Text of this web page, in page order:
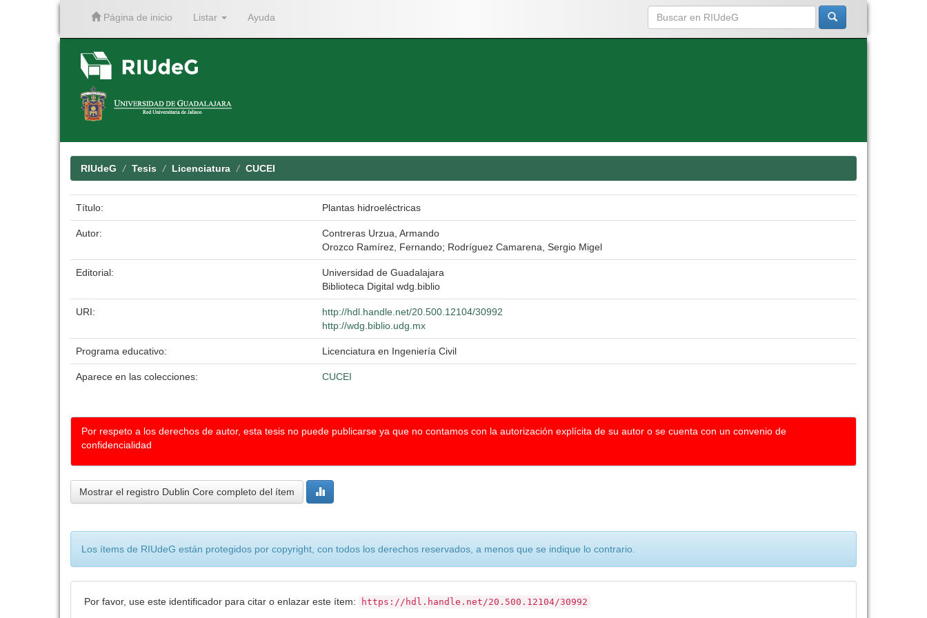
Página de inicio Listar Ayuda
RIUdeG Tesis Licenciatura CUCEI
Título: Plantas hidroeléctricas
Autor:
Contreras Urzua, Armando
Orozco Ramírez, Fernando; Rodríguez Camarena, Sergio Migel
Editorial:
Universidad de Guadalajara
Biblioteca Digital wdg.biblio
URI:
http://hdl.handle.net/20.500.12104/30992
http://wdg.biblio.udg.mx
Programa educativo: Licenciatura en Ingeniería Civil
Aparece en las colecciones: CUCEI
Por respeto a los derechos de autor, esta tesis no puede publicarse ya que no contamos con la autorización explícita de su autor o se cuenta con un convenio de
confidencialidad
Mostrar el registro Dublin Core completo del ítem
Los ítems de RIUdeG están protegidos por copyright, con todos los derechos reservados, a menos que se indique lo contrario.
Por favor, use este identificador para citar o enlazar este ítem: https://hdl.handle.net/20.500.12104/30992